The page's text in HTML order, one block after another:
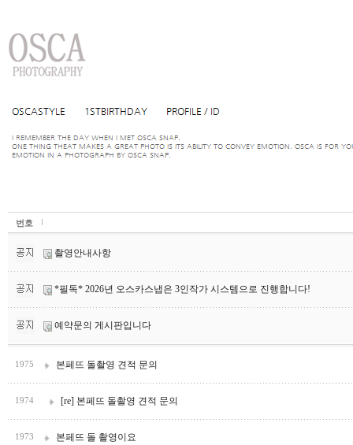
번호
촬영안내사항
*필독* 2026년 오스카스냅은 3인작가 시스템으로 진행합니다!
예약문의 게시판입니다
1975 본페뜨 돌촬영 견적 문의
1974 [re] 본페뜨 돌촬영 견적 문의
1973 본페뜨 돌 촬영이요